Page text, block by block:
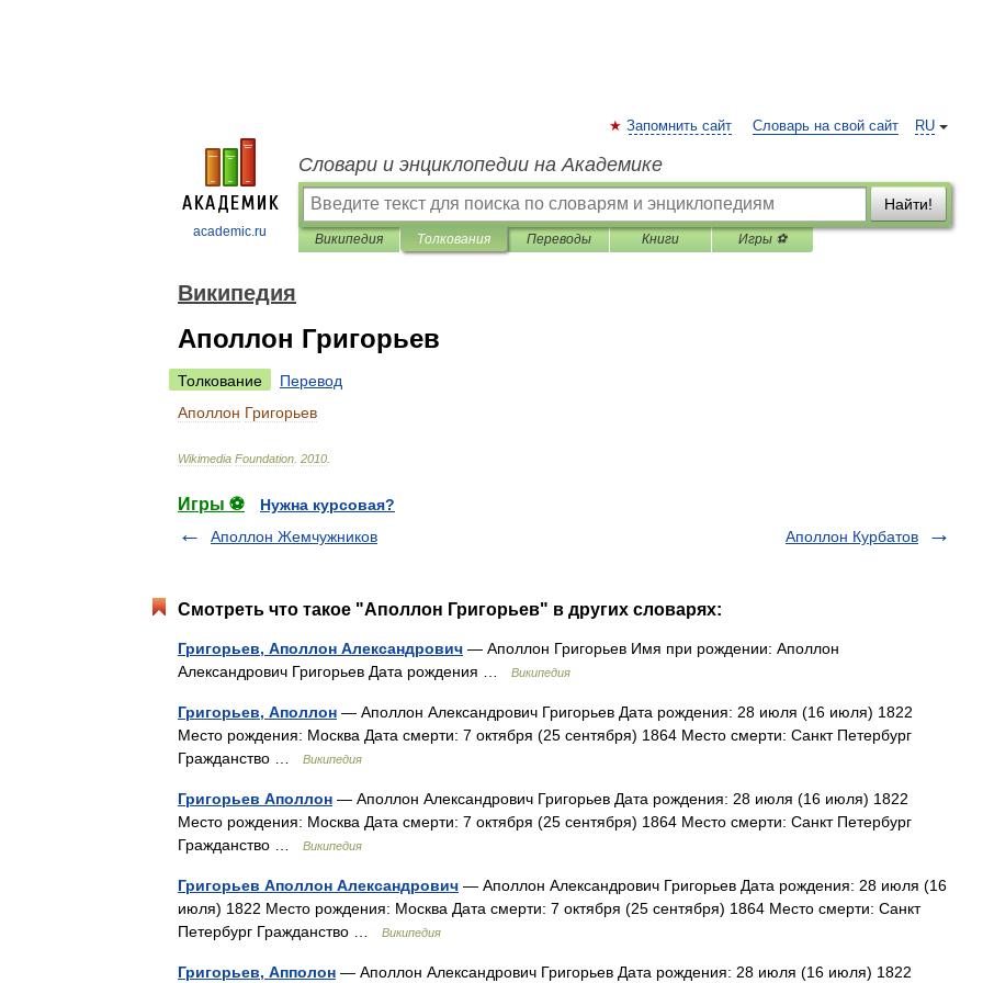
academic.ru
RU
Запомнить сайт Словарь на свой сайт
Словари и энциклопедии на Академике
Найти!
Википедия Толкования Переводы Книги Игры ⚽
Википедия
Аполлон Григорьев
Толкование
Перевод
Аполлон Григорьев
Wikimedia Foundation 2010
Игры ⚽
Нужна курсовая?
Аполлон Жемчужников
Аполлон Курбатов
Смотреть что такое "Аполлон Григорьев" в других словарях:
Григорьев, Аполлон Александрович — Аполлон Григорьев Имя при рождении: Аполлон
Александрович Григорьев Дата рождения …
Википедия
Григорьев, Аполлон — Аполлон Александрович Григорьев Дата рождения: 28 июля (16 июля) 1822
Место рождения: Москва Дата смерти: 7 октября (25 сентября) 1864 Место смерти: Санкт Петербург
Гражданство …
Википедия
Григорьев Аполлон — Аполлон Александрович Григорьев Дата рождения: 28 июля (16 июля) 1822
Место рождения: Москва Дата смерти: 7 октября (25 сентября) 1864 Место смерти: Санкт Петербург
Гражданство …
Википедия
Григорьев Аполлон Александрович — Аполлон Александрович Григорьев Дата рождения: 28 июля (16
июля) 1822 Место рождения: Москва Дата смерти: 7 октября (25 сентября) 1864 Место смерти: Санкт
Петербург Гражданство …
Википедия
Григорьев, Апполон — Аполлон Александрович Григорьев Дата рождения: 28 июля (16 июля) 1822